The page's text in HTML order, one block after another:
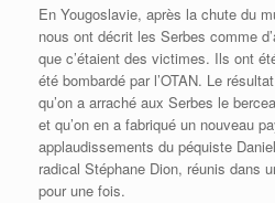
En Yougoslavie, après la chute du
nous ont décrit les Serbes comme
que c’étaient des victimes. Ils ont
été bombardé par l’OTAN. Le
qu’on a arraché aux Serbes le
et qu’on en a fabriqué un nouveau
applaudissements du péquiste
radical Stéphane Dion, réunis dans
pour une fois.